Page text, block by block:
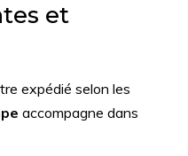
et
expédié selon les
accompagne dans